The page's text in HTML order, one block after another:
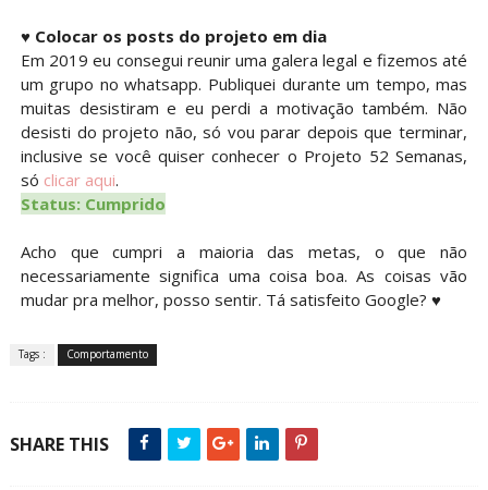
♥ Colocar os posts do projeto em dia
Em 2019 eu consegui reunir uma galera legal e fizemos até
um grupo no whatsapp. Publiquei durante um tempo, mas
muitas desistiram e eu perdi a motivação também. Não
desisti do projeto não, só vou parar depois que terminar,
inclusive se você quiser conhecer o Projeto 52 Semanas,
só clicar aqui.
Status: Cumprido
Acho que cumpri a maioria das metas, o que não
necessariamente significa uma coisa boa. As coisas vão
mudar pra melhor, posso sentir. Tá satisfeito Google? ♥
Tags : Comportamento
SHARE THIS